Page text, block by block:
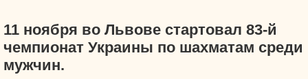
11 ноября во Львове стартовал 83-й
чемпионат Украины по шахматам среди
мужчин.